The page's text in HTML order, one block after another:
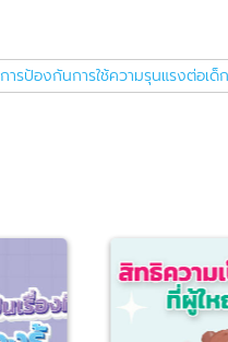
การป้องกันการใช้ความรุนแรงต่อเด็ก